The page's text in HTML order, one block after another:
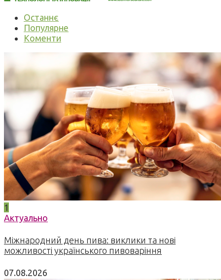
Останнє
Популярне
Коменти
1
Актуально
Міжнародний день пива: виклики та нові
можливості українського пивоваріння
07.08.2026